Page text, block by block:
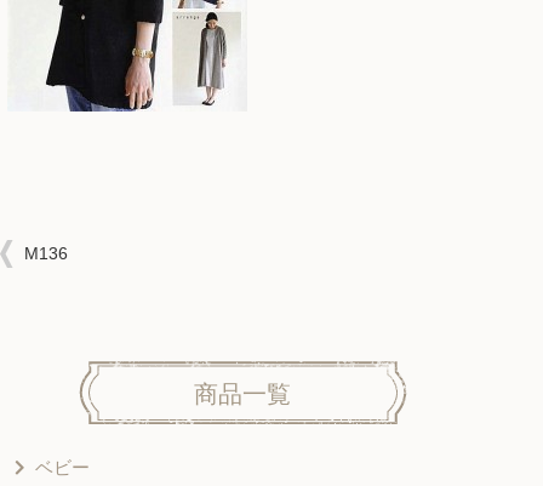
M136
商品一覧
ベビー